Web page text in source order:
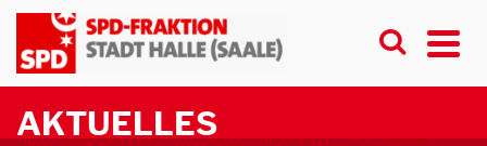
AKTUELLES